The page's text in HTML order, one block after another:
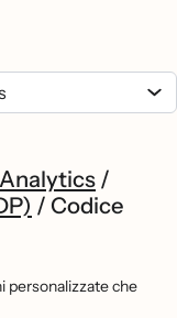
/
/ Codice
personalizzate che